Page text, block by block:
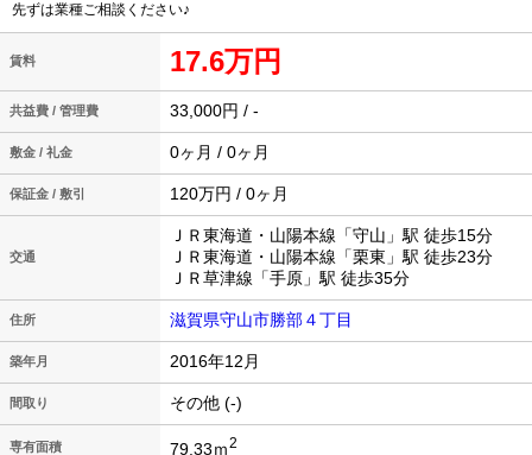
先ずは業種ご相談ください♪
賃料 17.6万円
共益費 / 管理費 33,000円 / -
敷金 / 礼金 0ヶ月 / 0ヶ月
保証金 / 敷引 120万円 / 0ヶ月
交通
ＪＲ東海道・山陽本線「守山」駅 徒歩15分
ＪＲ東海道・山陽本線「栗東」駅 徒歩23分
ＪＲ草津線「手原」駅 徒歩35分
住所 滋賀県守山市勝部４丁目
築年月 2016年12月
間取り その他 (-)
専有面積 79.33ｍ2